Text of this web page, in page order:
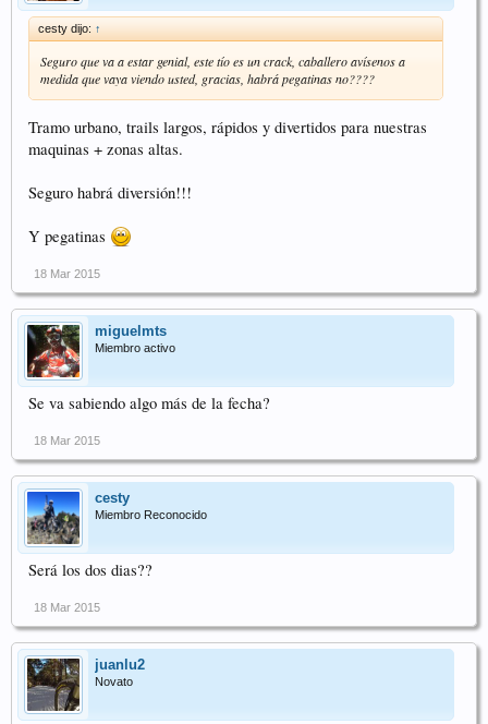
cesty dijo: ↑
Seguro que va a estar genial, este tío es un crack, caballero avísenos a
medida que vaya viendo usted, gracias, habrá pegatinas no????
Tramo urbano, trails largos, rápidos y divertidos para nuestras
maquinas + zonas altas.
Seguro habrá diversión!!!
Y pegatinas
18 Mar 2015
miguelmts
Miembro activo
Se va sabiendo algo más de la fecha?
18 Mar 2015
cesty
Miembro Reconocido
Será los dos dias??
18 Mar 2015
juanlu2
Novato